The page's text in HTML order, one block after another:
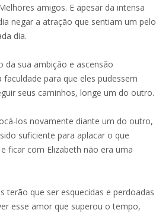
amigos. E apesar da intensa
negar a atração que sentiam um pelo
dia.
da sua ambição e ascensão
para que eles pudessem
seus caminhos, longe um do outro.
los novamente diante um do outro,
suficiente para aplacar o que
ficar com Elizabeth não era uma
terão que ser esquecidas e perdoadas
esse amor que superou o tempo,